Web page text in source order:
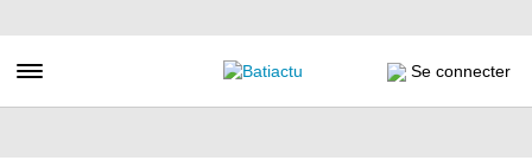
au
principal
Toggle navigation Se connecter